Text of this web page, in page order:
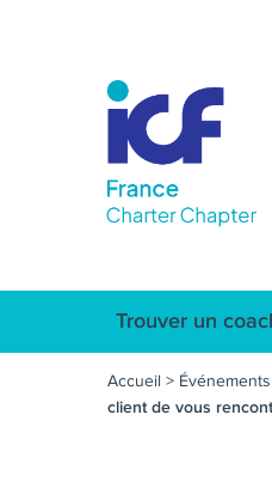
Trouver un
Accueil > Événements
client de vous